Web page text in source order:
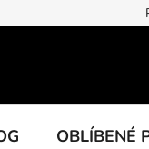
OBLÍBENÉ